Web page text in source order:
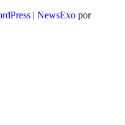
| NewsExo por